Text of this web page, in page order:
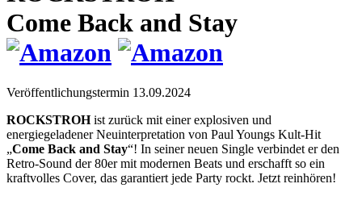
Come Back and Stay
Veröffentlichungstermin 13.09.2024
ROCKSTROHist zurück mit einer explosiven und
energiegeladener Neuinterpretation von Paul Youngs Kult-Hit
„Come Back and Stay“! In seiner neuen Single verbindet er den
Retro-Sound der 80er mit modernen Beats und erschafft so ein
kraftvolles Cover, das garantiert jede Party rockt. Jetzt reinhören!